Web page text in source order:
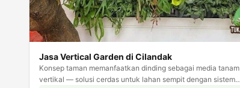
Jasa Vertical Garden di Cilandak
Konsep taman memanfaatkan dinding sebagai media tanam
vertikal — solusi cerdas untuk lahan sempit dengan sistem